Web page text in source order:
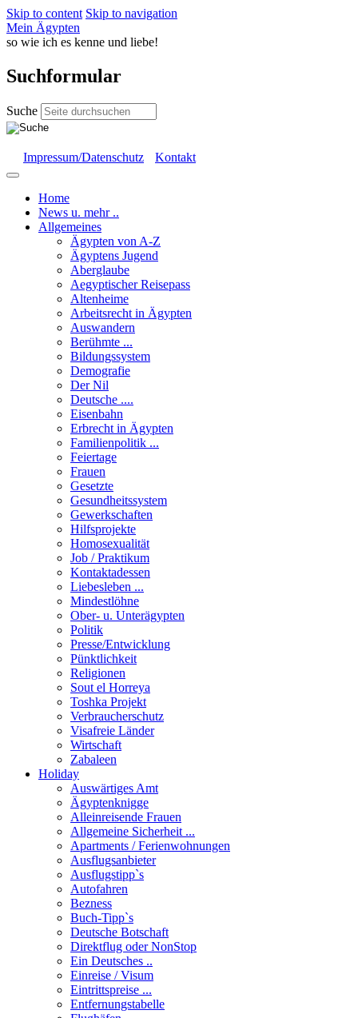
Skip to content Skip to navigation
Mein Ägypten
so wie ich es kenne und liebe!
Suchformular
Suche
Impressum/Datenschutz Kontakt
Home
News u. mehr ..
Allgemeines
Ägypten von A-Z
Ägyptens Jugend
Aberglaube
Aegyptischer Reisepass
Altenheime
Arbeitsrecht in Ägypten
Auswandern
Berühmte ...
Bildungssystem
Demografie
Der Nil
Deutsche ....
Eisenbahn
Erbrecht in Ägypten
Familienpolitik ...
Feiertage
Frauen
Gesetzte
Gesundheitssystem
Gewerkschaften
Hilfsprojekte
Homosexualität
Job / Praktikum
Kontaktadessen
Liebesleben ...
Mindestlöhne
Ober- u. Unterägypten
Politik
Presse/Entwicklung
Pünktlichkeit
Religionen
Sout el Horreya
Toshka Projekt
Verbraucherschutz
Visafreie Länder
Wirtschaft
Zabaleen
Holiday
Auswärtiges Amt
Ägyptenknigge
Alleinreisende Frauen
Allgemeine Sicherheit ...
Apartments / Ferienwohnungen
Ausflugsanbieter
Ausflugstipp`s
Autofahren
Bezness
Buch-Tipp`s
Deutsche Botschaft
Direktflug oder NonStop
Ein Deutsches ..
Einreise / Visum
Eintrittspreise ...
Entfernungstabelle